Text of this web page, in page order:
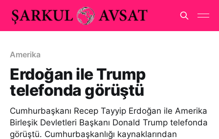
Amerika
Erdoğan ile Trump
telefonda görüştü
Cumhurbaşkanı Recep Tayyip Erdoğan ile Amerika
Birleşik Devletleri Başkanı Donald Trump telefonda
görüştü. Cumhurbaşkanlığı kaynaklarından